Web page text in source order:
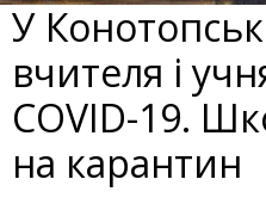
У
вчителя і
COVID-19.
на карантин